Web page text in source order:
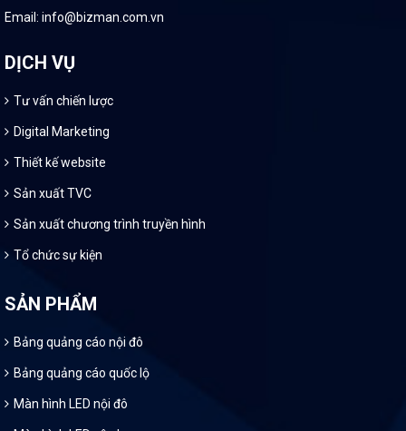
Email: info@bizman.com.vn
DỊCH VỤ
Tư vấn chiến lược
Digital Marketing
Thiết kế website
Sản xuất TVC
Sản xuất chương trình truyền hình
Tổ chức sự kiện
SẢN PHẨM
Bảng quảng cáo nội đô
Bảng quảng cáo quốc lộ
Màn hình LED nội đô